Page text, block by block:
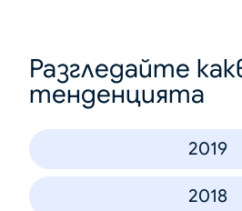
Разгледайте
тенденцията
2019
2018